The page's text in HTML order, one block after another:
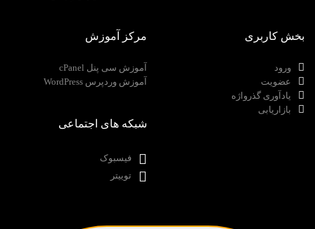
بخش کاربری
ورود
عضویت
یادآوری گذرواژه
بازاریابی
مرکز آموزش
آموزش سی پنل cPanel
آموزش وردپرس WordPress
شبکه های اجتماعی
فیسبوک
توییتر